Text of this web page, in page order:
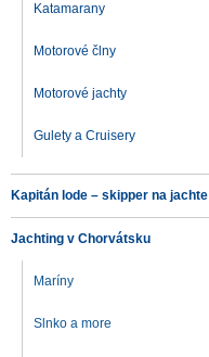
Katamarany
Motorové člny
Motorové jachty
Gulety a Cruisery
Kapitán lode – skipper na jachte
Jachting v Chorvátsku
Maríny
Slnko a more